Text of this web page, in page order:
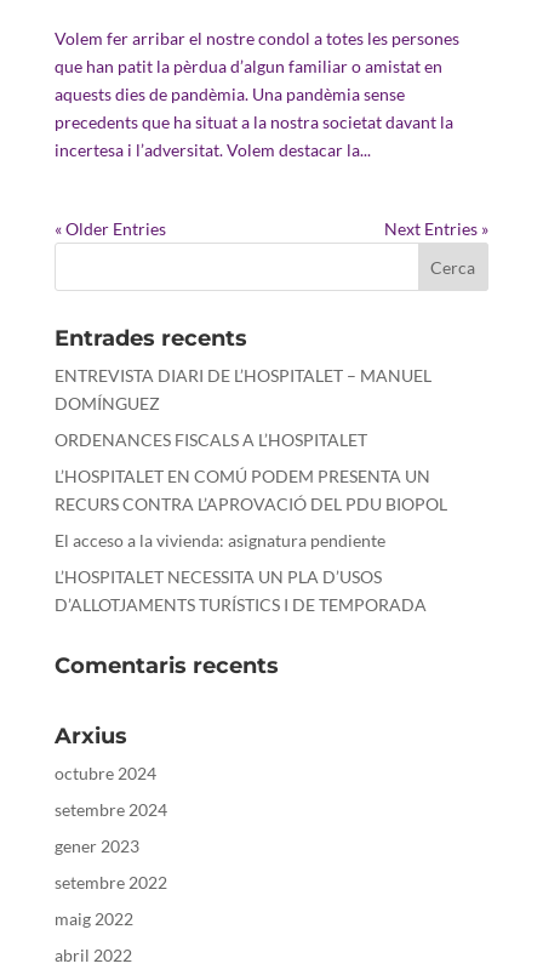
Volem fer arribar el nostre condol a totes les persones
que han patit la pèrdua d’algun familiar o amistat en
aquests dies de pandèmia. Una pandèmia sense
precedents que ha situat a la nostra societat davant la
incertesa i l’adversitat. Volem destacar la...
« Older Entries Next Entries »
Entrades recents
ENTREVISTA DIARI DE L’HOSPITALET – MANUEL
DOMÍNGUEZ
ORDENANCES FISCALS A L’HOSPITALET
L’HOSPITALET EN COMÚ PODEM PRESENTA UN
RECURS CONTRA L’APROVACIÓ DEL PDU BIOPOL
El acceso a la vivienda: asignatura pendiente
L’HOSPITALET NECESSITA UN PLA D’USOS
D’ALLOTJAMENTS TURÍSTICS I DE TEMPORADA
Comentaris recents
Arxius
octubre 2024
setembre 2024
gener 2023
setembre 2022
maig 2022
abril 2022